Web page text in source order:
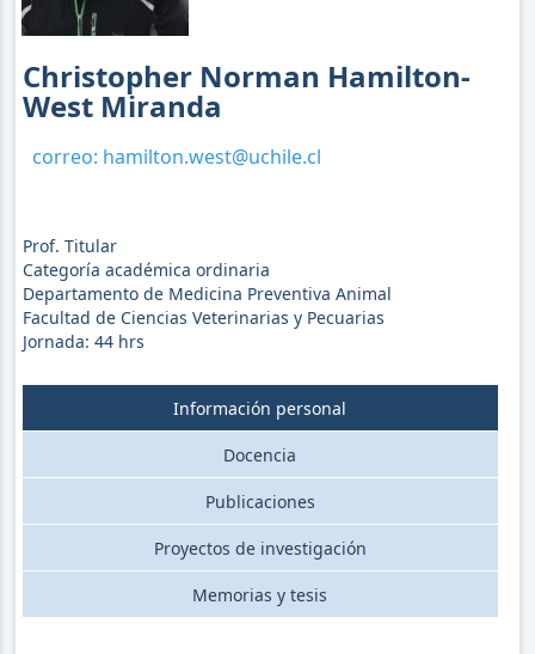
Christopher Norman Hamilton-
West Miranda
correo: hamilton.west@uchile.cl
Prof. Titular
Categoría académica ordinaria
Departamento de Medicina Preventiva Animal
Facultad de Ciencias Veterinarias y Pecuarias
Jornada: 44hrs
Información personal
Docencia
Publicaciones
Proyectos de investigación
Memorias y tesis